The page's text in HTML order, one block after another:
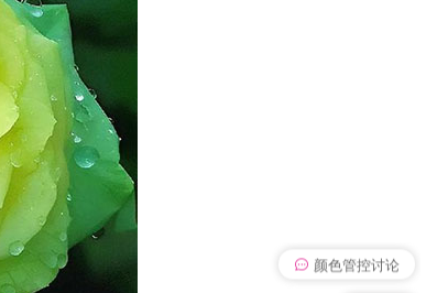
颜色管控讨论